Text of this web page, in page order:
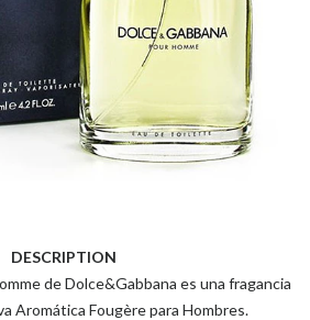
DESCRIPTION
de Dolce&Gabbana es una fragancia
Aromática Fougère para Hombres.